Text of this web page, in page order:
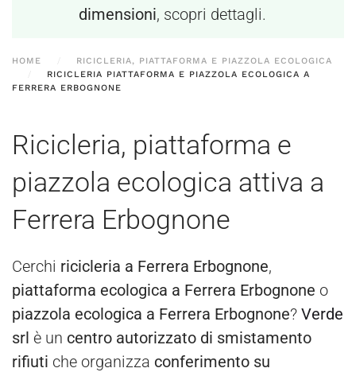
dimensioni, scopri dettagli.
HOME
RICICLERIA, PIATTAFORMA E PIAZZOLA ECOLOGICA
RICICLERIA PIATTAFORMA E PIAZZOLA ECOLOGICA A
FERRERA ERBOGNONE
Ricicleria, piattaforma e
piazzola ecologica attiva a
Ferrera Erbognone
Cerchi ricicleria a Ferrera Erbognone,
piattaforma ecologica a Ferrera Erbognone o
piazzola ecologica a Ferrera Erbognone? Verde
srl è un centro autorizzato di smistamento
rifiuti che organizza conferimento su